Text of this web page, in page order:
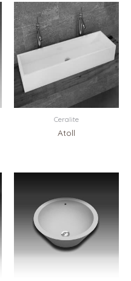
Ceralite
Atoll